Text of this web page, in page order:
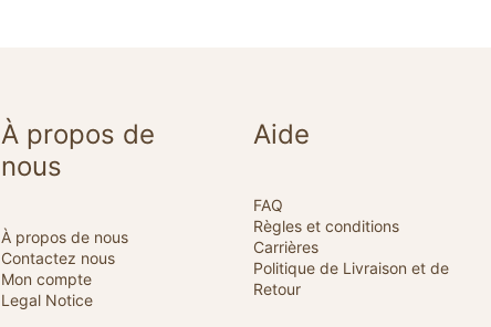
À propos de
nous
À propos de nous
Contactez nous
Mon compte
Legal Notice
Aide
FAQ
Règles et conditions
Carrières
Politique de Livraison et de
Retour